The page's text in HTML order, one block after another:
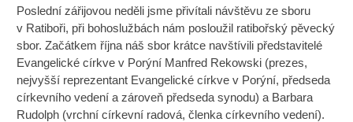
Poslední zářijovou neděli jsme přivítali návštěvu ze sboru
v Ratiboři, při bohoslužbách nám posloužil ratibořský pěvecký
sbor. Začátkem října náš sbor krátce navštívili představitelé
Evangelické církve v Porýní Manfred Rekowski (prezes,
nejvyšší reprezentant Evangelické církve v Porýní, předseda
církevního vedení a zároveň předseda synodu) a Barbara
Rudolph (vrchní církevní radová, členka církevního vedení).